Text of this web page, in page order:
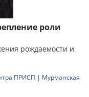
роли
рождаемости и
ПРИСП | Мурманская